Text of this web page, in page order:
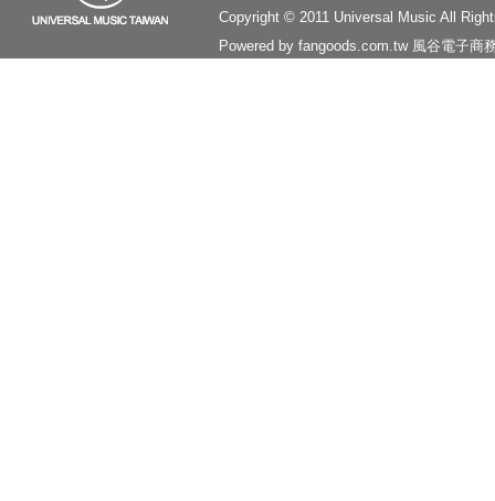
Copyright © 2011 Universal Music All
Powered by fangoods.com.tw 風谷電子商